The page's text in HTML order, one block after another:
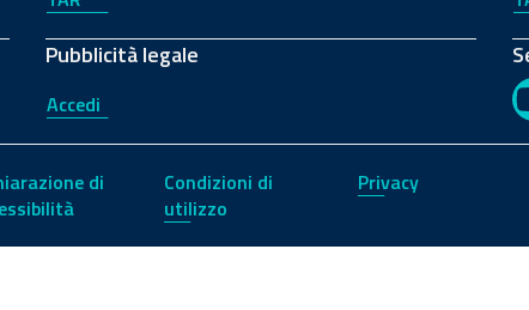
Pubblicità legale
Accedi
di
Condizioni di
utilizzo
Privacy